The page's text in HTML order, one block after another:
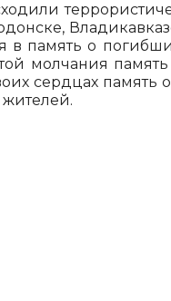
память о
молчания
сердцах память
жителей.